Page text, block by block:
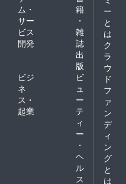
ム・
サー
ビス
開発
籍
・
雑
誌
出
版
ビジ
ネ
ス・
起業
ビ
ュ
ー
テ
ィ
ー
・
ヘ
ル
ス
ー
と
は
ク
ラ
ウ
ド
フ
ァ
ン
デ
ィ
ン
グ
と
は